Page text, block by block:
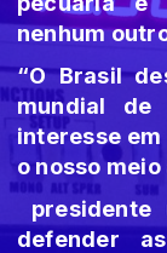
nenhum
“O Brasil
mundial de
interesse
o nosso meio
presidente
defender